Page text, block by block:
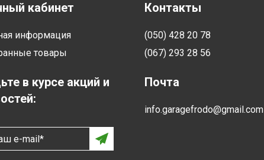
кабинет
информация
товары
в курсе акций и
e-mail*
Контакты
(050) 428 20 78
(067) 293 28 56
Почта
info.garagefrodo@gmail.com